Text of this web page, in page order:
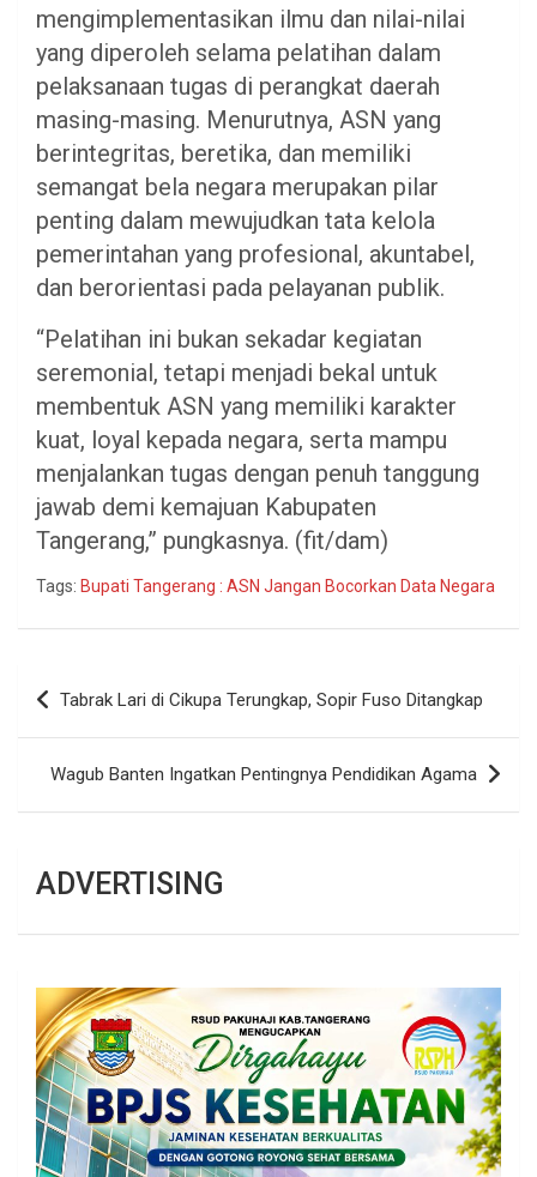
mengimplementasikan ilmu dan nilai-nilai
yang diperoleh selama pelatihan dalam
pelaksanaan tugas di perangkat daerah
masing-masing. Menurutnya, ASN yang
berintegritas, beretika, dan memiliki
semangat bela negara merupakan pilar
penting dalam mewujudkan tata kelola
pemerintahan yang profesional, akuntabel,
dan berorientasi pada pelayanan publik.
“Pelatihan ini bukan sekadar kegiatan
seremonial, tetapi menjadi bekal untuk
membentuk ASN yang memiliki karakter
kuat, loyal kepada negara, serta mampu
menjalankan tugas dengan penuh tanggung
jawab demi kemajuan Kabupaten
Tangerang,” pungkasnya. (fit/dam)
Tags: Bupati Tangerang : ASN Jangan Bocorkan Data Negara
Navigasi
pos
Tabrak Lari di Cikupa Terungkap, Sopir Fuso Ditangkap
Wagub Banten Ingatkan Pentingnya Pendidikan Agama
ADVERTISING